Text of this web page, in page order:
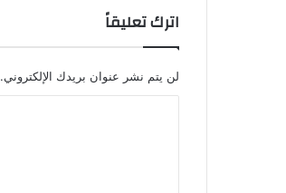
اترك تعليقاً
لن يتم نشر عنوان بريدك الإلكتروني.